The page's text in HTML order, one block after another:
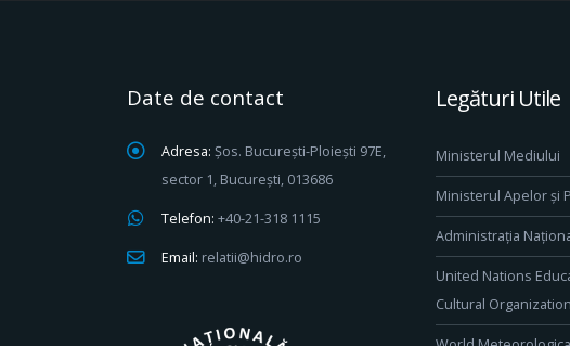
Date de contact
Adresa: Șos. București-Ploiești 97E,
sector 1, București, 013686
Telefon: +40-21-318 1115
Email: relatii@hidro.ro
Legături Utile
Ministerul Mediului
Ministerul Apelor și
Administrația
United Nations
Cultural Organization